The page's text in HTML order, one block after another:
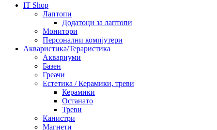
IT Shop
Лаптопи
Додатоци за лаптопи
Монитори
Персонални компјутери
Акваристика/Тераристика
Аквариуми
Базен
Греачи
Естетика / Керамики, треви
Керамики
Останато
Треви
Канистри
Магнети